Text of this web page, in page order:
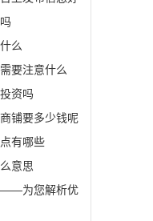
么
要注意什么
资吗
铺要多少钱呢
有哪些
意思
——为您解析优